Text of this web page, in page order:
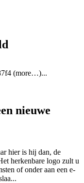
(more…)...
nieuwe
hier is hij dan, de
herkenbare logo zult u
of onder aan een e-